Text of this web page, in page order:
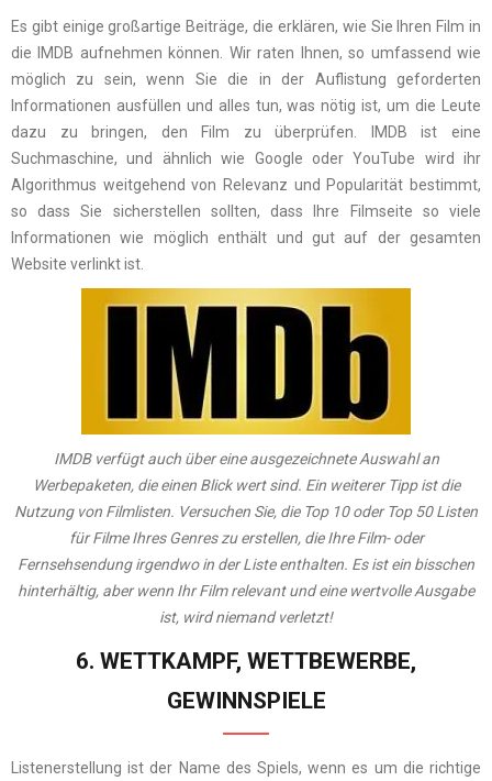
Es gibt einige großartige Beiträge, die erklären, wie Sie Ihren Film in
die IMDB aufnehmen können. Wir raten Ihnen, so umfassend wie
möglich zu sein, wenn Sie die in der Auflistung geforderten
Informationen ausfüllen und alles tun, was nötig ist, um die Leute
dazu zu bringen, den Film zu überprüfen. IMDB ist eine
Suchmaschine, und ähnlich wie Google oder YouTube wird ihr
Algorithmus weitgehend von Relevanz und Popularität bestimmt,
so dass Sie sicherstellen sollten, dass Ihre Filmseite so viele
Informationen wie möglich enthält und gut auf der gesamten
Website verlinkt ist.
IMDB verfügt auch über eine ausgezeichnete Auswahl an
Werbepaketen, die einen Blick wert sind. Ein weiterer Tipp ist die
Nutzung von Filmlisten. Versuchen Sie, die Top 10 oder Top 50 Listen
für Filme Ihres Genres zu erstellen, die Ihre Film- oder
Fernsehsendung irgendwo in der Liste enthalten. Es ist ein bisschen
hinterhältig, aber wenn Ihr Film relevant und eine wertvolle Ausgabe
ist, wird niemand verletzt!
6. WETTKAMPF, WETTBEWERBE,
GEWINNSPIELE
Listenerstellung ist der Name des Spiels, wenn es um die richtige